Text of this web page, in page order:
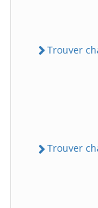
Trouver
Trouver